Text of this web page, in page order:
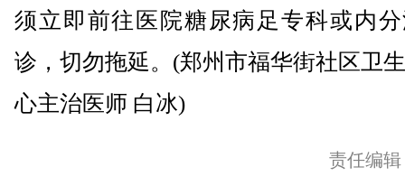
须立即前往医院糖尿病足专科或内
诊，切勿拖延。(郑州市福华街社区卫
心主治医师 白冰)
责任编